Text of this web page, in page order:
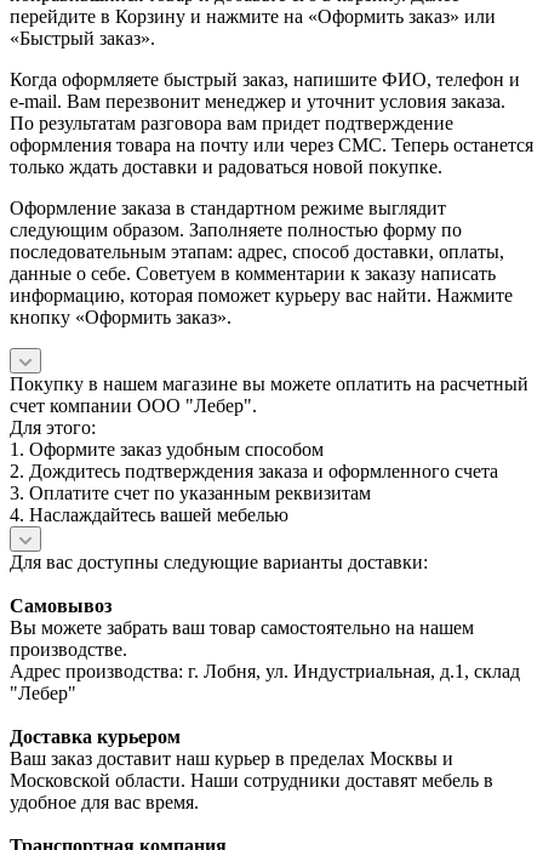
перейдите в Корзину и нажмите на «Оформить заказ» или
«Быстрый заказ».
Когда оформляете быстрый заказ, напишите ФИО, телефон и
e-mail. Вам перезвонит менеджер и уточнит условия заказа.
По результатам разговора вам придет подтверждение
оформления товара на почту или через СМС. Теперь останется
только ждать доставки и радоваться новой покупке.
Оформление заказа в стандартном режиме выглядит
следующим образом. Заполняете полностью форму по
последовательным этапам: адрес, способ доставки, оплаты,
данные о себе. Советуем в комментарии к заказу написать
информацию, которая поможет курьеру вас найти. Нажмите
кнопку «Оформить заказ».
Покупку в нашем магазине вы можете оплатить на расчетный
счет компании ООО "Лебер".
Для этого:
1. Оформите заказ удобным способом
2. Дождитесь подтверждения заказа и оформленного счета
3. Оплатите счет по указанным реквизитам
4. Наслаждайтесь вашей мебелью
Для вас доступны следующие варианты доставки:
Самовывоз
Вы можете забрать ваш товар самостоятельно на нашем
производстве.
Адрес производства: г. Лобня, ул. Индустриальная, д.1, склад
"Лебер"
Доставка курьером
Ваш заказ доставит наш курьер в пределах Москвы и
Московской области. Наши сотрудники доставят мебель в
удобное для вас время.
Транспортная компания